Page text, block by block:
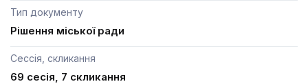
Тип документу
Рішення міської ради
Сессія, скликання
69 сесія, 7 скликання